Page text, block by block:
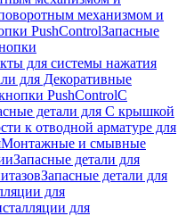
механизмом и
PushControlЗапасные
для системы нажатия
для Декоративные
PushControlС
детали для С крышкой
к отводной арматуре для
Монтажные и смывные
Запасные детали для
Запасные детали для
для
для